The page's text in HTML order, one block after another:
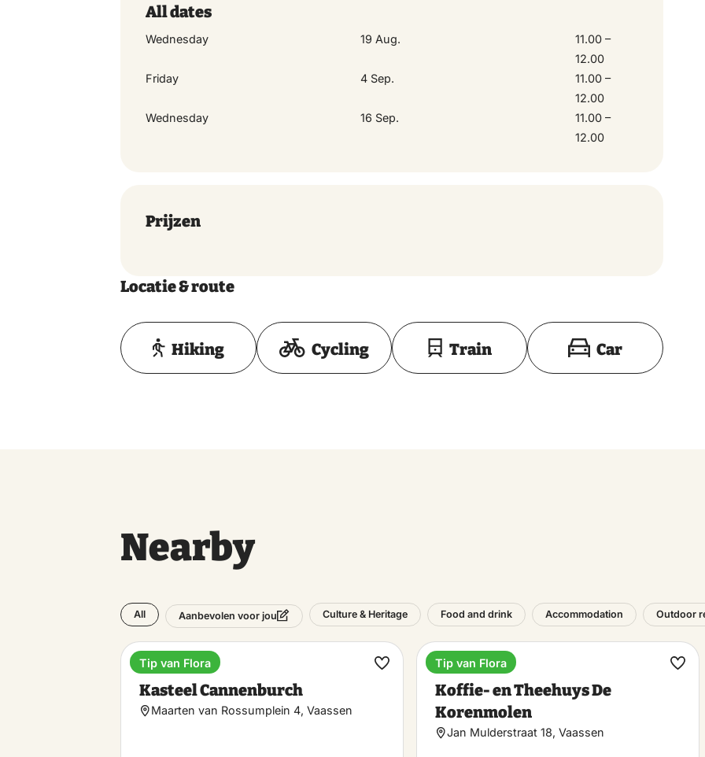
All dates
Wednesday 19 Aug.
11.00 –
12.00
Friday
4 Sep.
11.00 –
12.00
Wednesday
16 Sep.
11.00 –
12.00
Prijzen
Locatie & route
Toon op kaart
Hiking Cycling Train Car
Nearby
All Aanbevolen voor jou Culture & Heritage Food and drink Accommodation Outdoor
Castle
Kasteel Cannenburch
Maarten van Rossumplein 4, Vaassen
Tip van Flora
Make
Lunchroom
Koffie- en Theehuys De
Korenmolen
Jan Mulderstraat 18, Vaassen
Tip van Flora